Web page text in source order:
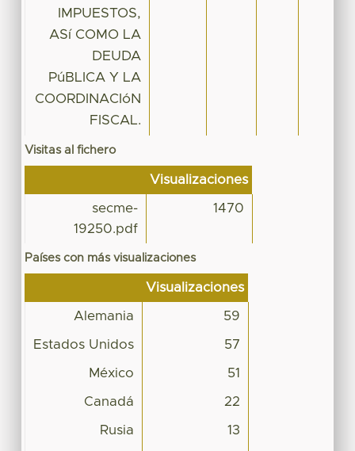
IMPUESTOS,
ASí COMO LA
DEUDA
PúBLICA Y LA
COORDINACIóN
FISCAL.
Visitas al fichero
Visualizaciones
secme-
19250.pdf
1470
Países con más visualizaciones
Visualizaciones
Alemania 59
Estados Unidos 57
México 51
Canadá 22
Rusia 13